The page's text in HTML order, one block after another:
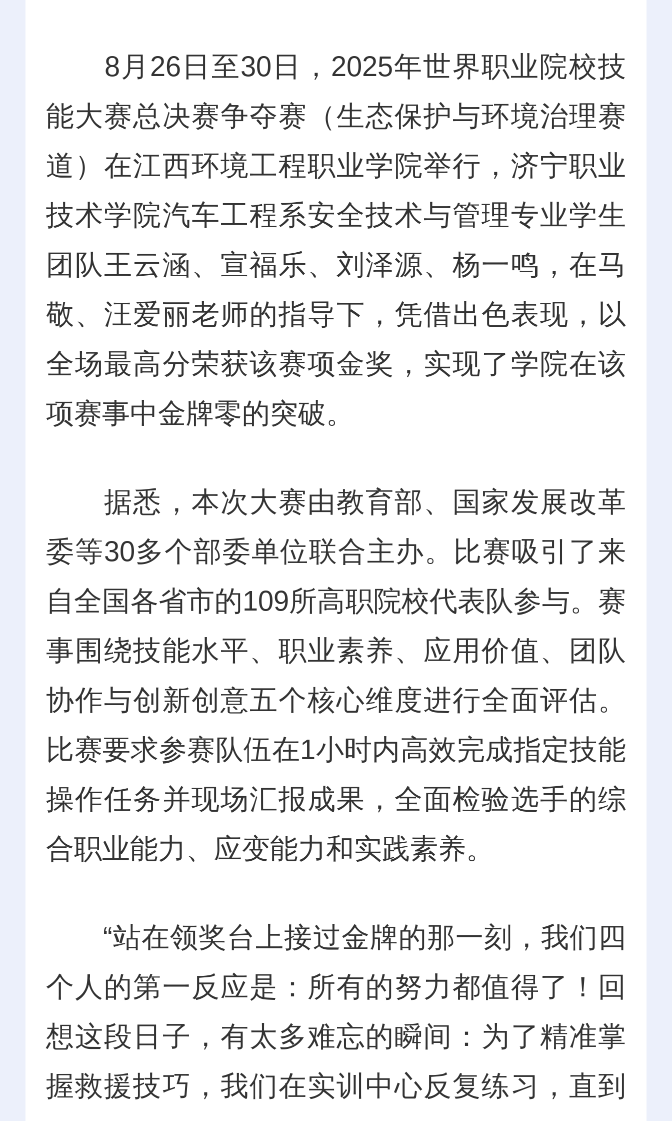
8月26日至30日，2025年世界职业院校技
能大赛总决赛争夺赛（生态保护与环境治理赛
道）在江西环境工程职业学院举行，济宁职业
技术学院汽车工程系安全技术与管理专业学生
团队王云涵、宣福乐、刘泽源、杨一鸣，在马
敬、汪爱丽老师的指导下，凭借出色表现，以
全场最高分荣获该赛项金奖，实现了学院在该
项赛事中金牌零的突破。
据悉，本次大赛由教育部、国家发展改革
委等30多个部委单位联合主办。比赛吸引了来
自全国各省市的109所高职院校代表队参与。赛
事围绕技能水平、职业素养、应用价值、团队
协作与创新创意五个核心维度进行全面评估。
比赛要求参赛队伍在1小时内高效完成指定技能
操作任务并现场汇报成果，全面检验选手的综
合职业能力、应变能力和实践素养。
“站在领奖台上接过金牌的那一刻，我们四
个人的第一反应是：所有的努力都值得了！回
想这段日子，有太多难忘的瞬间：为了精准掌
握救援技巧，我们在实训中心反复练习，直到